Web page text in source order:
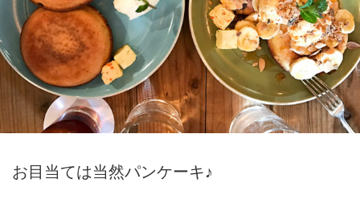
お目当ては当然パンケーキ♪